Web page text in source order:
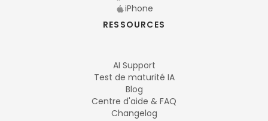
iPhone
RESSOURCES
AI Support
Test de maturité IA
Blog
Centre d'aide & FAQ
Changelog